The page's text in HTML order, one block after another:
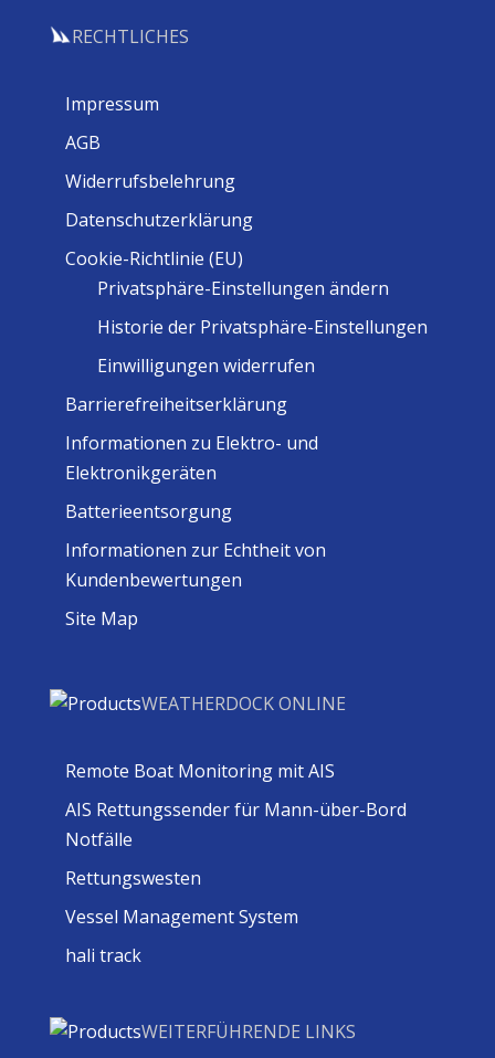
RECHTLICHES
Impressum
AGB
Widerrufsbelehrung
Datenschutzerklärung
Cookie-Richtlinie (EU)
Privatsphäre-Einstellungen ändern
Historie der Privatsphäre-Einstellungen
Einwilligungen widerrufen
Barrierefreiheitserklärung
Informationen zu Elektro- und
Elektronikgeräten
Batterieentsorgung
Informationen zur Echtheit von
Kundenbewertungen
Site Map
WEATHERDOCK ONLINE
Remote Boat Monitoring mit AIS
AIS Rettungssender für Mann-über-Bord
Notfälle
Rettungswesten
Vessel Management System
hali track
WEITERFÜHRENDE LINKS